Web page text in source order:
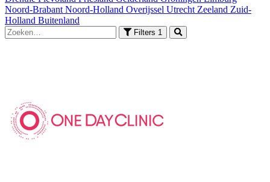
Noord-Brabant Noord-Holland Overijssel Utrecht Zeeland Zuid-
Holland Buitenland
Filters 1